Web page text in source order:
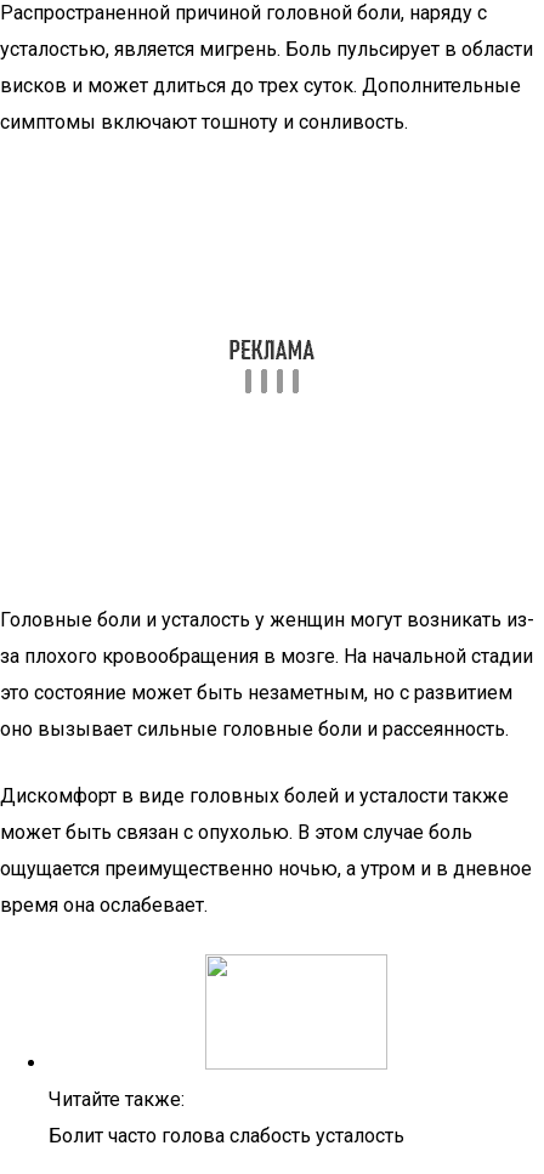
Распространенной причиной головной боли, наряду с
усталостью, является мигрень. Боль пульсирует в области
висков и может длиться до трех суток. Дополнительные
симптомы включают тошноту и сонливость.
Головные боли и усталость у женщин могут возникать из-
за плохого кровообращения в мозге. На начальной стадии
это состояние может быть незаметным, но с развитием
оно вызывает сильные головные боли и рассеянность.
Дискомфорт в виде головных болей и усталости также
может быть связан с опухолью. В этом случае боль
ощущается преимущественно ночью, а утром и в дневное
время она ослабевает.
Читайте также:
Болит часто голова слабость усталость